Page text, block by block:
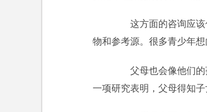
这方面的咨询应该
物和参考源。很多青少年
父母也会像他们的
一项研究表明，父母得知